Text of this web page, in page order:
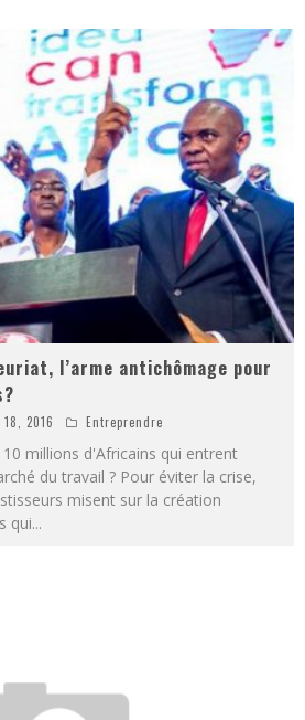
l’arme antichômage pour
18, 2016 Entreprendre
millions d'Africains qui entrent
du travail ? Pour éviter la crise,
misent sur la création
qui...